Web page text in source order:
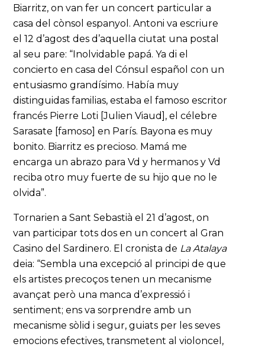
Biarritz, on van fer un concert particular a
casa del cònsol espanyol. Antoni va escriure
el 12 d’agost des d’aquella ciutat una postal
al seu pare: “Inolvidable papá. Ya di el
concierto en casa del Cónsul español con un
entusiasmo grandísimo. Había muy
distinguidas familias, estaba el famoso escritor
francés Pierre Loti [Julien Viaud], el célebre
Sarasate [famoso] en París. Bayona es muy
bonito. Biarritz es precioso. Mamá me
encarga un abrazo para Vd y hermanos y Vd
reciba otro muy fuerte de su hijo que no le
olvida”.
Tornarien a Sant Sebastià el 21 d’agost, on
van participar tots dos en un concert al Gran
Casino del Sardinero. El cronista de La Atalaya
deia: “Sembla una excepció al principi de que
els artistes precoços tenen un mecanisme
avançat però una manca d’expressió i
sentiment; ens va sorprendre amb un
mecanisme sòlid i segur, guiats per les seves
emocions efectives, transmetent al violoncel,